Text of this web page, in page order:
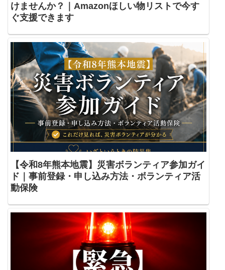
けませんか？｜Amazonほしい物リストで今す
ぐ支援できます
【令和8年熊本地震】災害ボランティア参加ガイ
ド｜事前登録・申し込み方法・ボランティア活
動保険